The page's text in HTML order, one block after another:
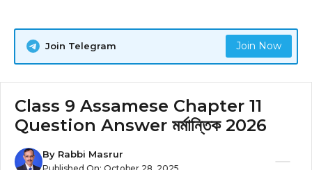
Join Telegram Join Now
Class 9 Assamese Chapter 11
Question Answer মর্মান্তিক 2026
By Rabbi Masrur